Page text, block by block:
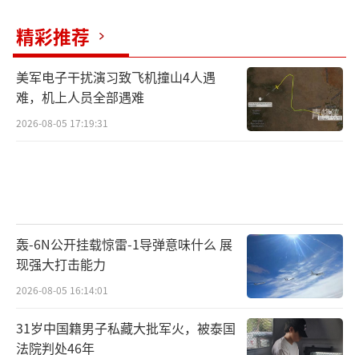
精彩推荐
美军电子干扰演习致飞机撞山4人遇
难，机上人员全部遇难
2026-08-05 17:19:31
轰-6N公开挂载惊雷-1导弹意味什么 展
现强大打击能力
2026-08-05 16:14:01
31岁中国籍男子私藏大批军火，被泰国
法院判处46年